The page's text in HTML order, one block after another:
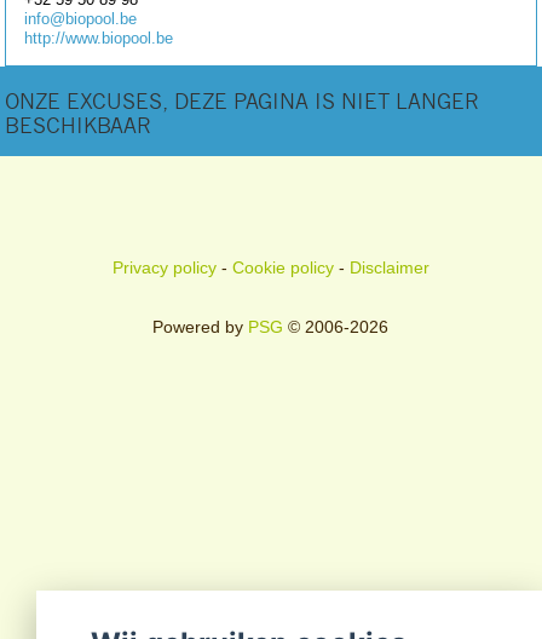
info@biopool.be
http://www.biopool.be
ONZE EXCUSES, DEZE PAGINA IS NIET LANGER
BESCHIKBAAR
Privacy policy- Cookie policy- Disclaimer
Powered by PSG © 2006-2026